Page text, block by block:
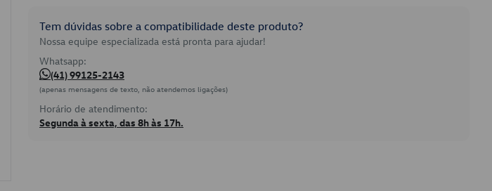
Tem dúvidas sobre a compatibilidade deste produto?
Nossa equipe especializada está pronta para ajudar!
Whatsapp:
(41) 99125-2143
(apenas mensagens de texto, não atendemos ligações)
Horário de atendimento:
Segunda à sexta, das 8h às 17h.